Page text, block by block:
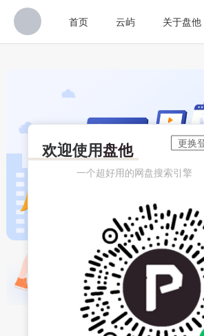
首页 云屿 关于盘他
欢迎使用盘他
一个超好用的网盘搜索引擎